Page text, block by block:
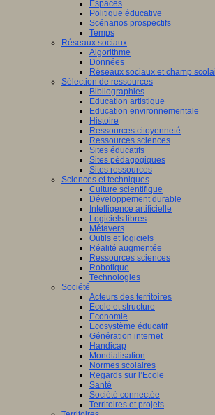
Espaces
Politique éducative
Scénarios prospectifs
Temps
Réseaux sociaux
Algorithme
Données
Réseaux sociaux et champ
Sélection de ressources
Bibliographies
Education artistique
Education environnementale
Histoire
Ressources citoyenneté
Ressources sciences
Sites éducatifs
Sites pédagogiques
Sites ressources
Sciences et techniques
Culture scientifique
Développement durable
Intelligence artificielle
Logiciels libres
Métavers
Outils et logiciels
Réalité augmentée
Ressources sciences
Robotique
Technologies
Société
Acteurs des territoires
Ecole et structure
Economie
Ecosystème éducatif
Génération internet
Handicap
Mondialisation
Normes scolaires
Regards sur l’Ecole
Santé
Société connectée
Territoires et projets